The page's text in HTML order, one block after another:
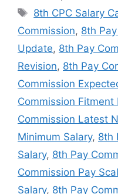
Tags
8th CPC Salary
Commission, 8th
Update, 8th Pay
Revision, 8th Pay
Commission
Commission Fitment
Commission Latest
Minimum Salary, 8th
Salary, 8th Pay
Commission Pay
Salary, 8th Pay